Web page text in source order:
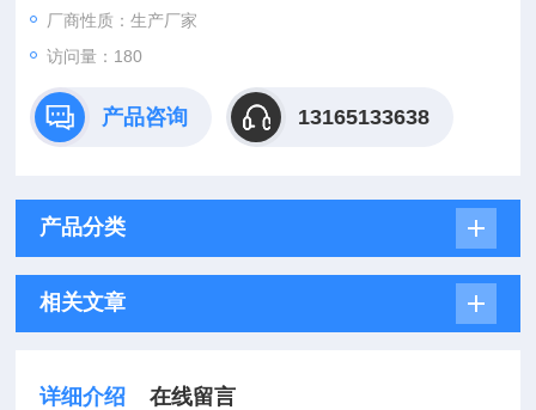
厂商性质：生产厂家
访问量：180
产品咨询 13165133638
产品分类
相关文章
详细介绍 在线留言